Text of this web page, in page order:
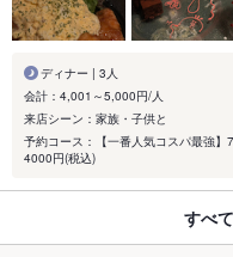
ディナー | 3人
会計：4,001～5,000円/人
来店シーン：家族・子供と
予約コース：【一番人気コスパ最強
4000円(税込)
すべ